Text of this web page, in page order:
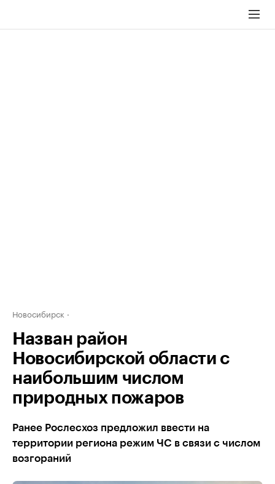
Новосибирск
Назван район
Новосибирской области с
наибольшим числом
природных пожаров
Ранее Рослесхоз предложил ввести на
территории региона режим ЧС в связи с числом
возгораний